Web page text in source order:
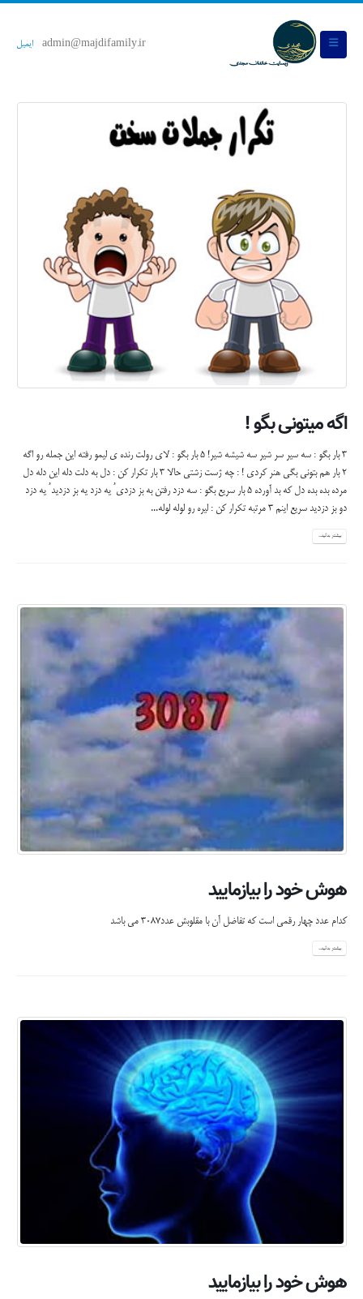
admin@majdifamily.ir ایمیل
اگه میتونی بگو !
3 بار بگو : سه سیر سر شیر سه شیشه شیر! 5 بار بگو : لای رولت رنده ی لیمو رفته این جمله رو اگه
۲ بار هم بتونی بگی هنر کردی ! : چه ژست زشتی حالا ۳ بار تکرار کن : دل به دلت دله این دله دل
مرده بده بده دل که بد آورده 5 بار سریع بگو : سه دزد رفتن به بز دزدی ُ یه دزد یه بز دزدید ُ یه دزد
دو بز دزدید سریع اینم ۳ مرتبه تکرار کن : لیره رو لوله لوله...
بیشتر بدانید...
هوش خود را بیازمایید
کدام عدد چهار رقمی است که تفاضل آن با مقلوبش عدد3087 می باشد
بیشتر بدانید...
هوش خود را بیازمایید